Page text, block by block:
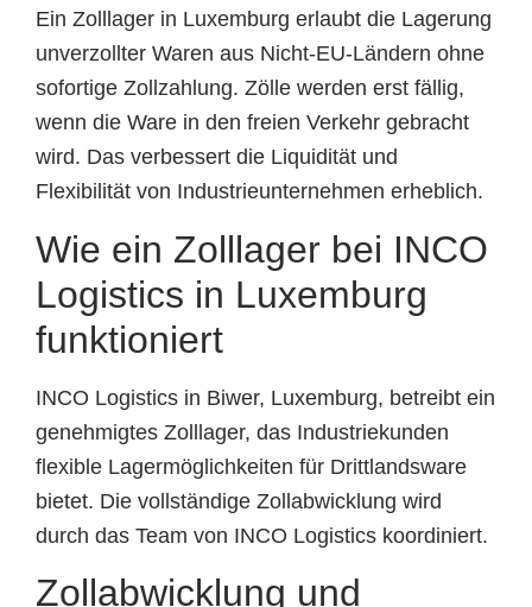
Ein Zolllager in Luxemburg erlaubt die Lagerung
unverzollter Waren aus Nicht-EU-Ländern ohne
sofortige Zollzahlung. Zölle werden erst fällig,
wenn die Ware in den freien Verkehr gebracht
wird. Das verbessert die Liquidität und
Flexibilität von Industrieunternehmen erheblich.
Wie ein Zolllager bei INCO
Logistics in Luxemburg
funktioniert
INCO Logistics in Biwer, Luxemburg, betreibt ein
genehmigtes Zolllager, das Industriekunden
flexible Lagermöglichkeiten für Drittlandsware
bietet. Die vollständige Zollabwicklung wird
durch das Team von INCO Logistics koordiniert.
Zollabwicklung und